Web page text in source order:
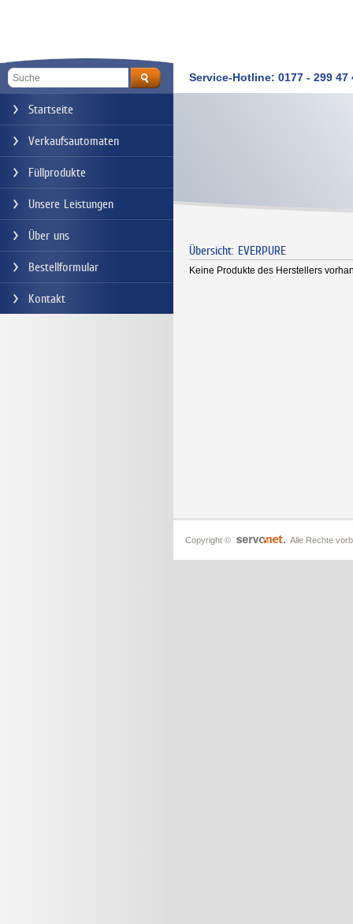
Service-Hotline: 0177 - 299 47
Startseite
Verkaufsautomaten
Füllprodukte
Unsere Leistungen
Über uns
Bestellformular
Kontakt
Übersicht: EVERPURE
Keine Produkte des Herstellers
Copyright © Alle Rechte